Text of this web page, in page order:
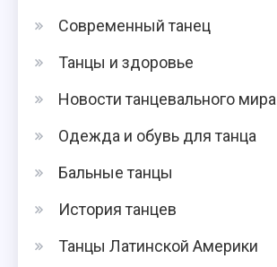
Современный танец
Танцы и здоровье
Новости танцевального мира
Одежда и обувь для танца
Бальные танцы
История танцев
Танцы Латинской Америки